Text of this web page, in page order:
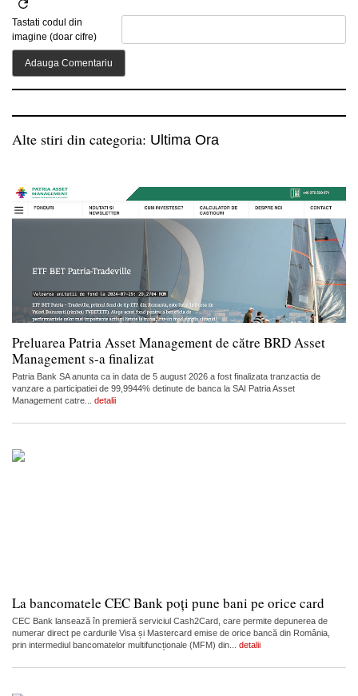
Tastati codul din
imagine (doar cifre)
Alte stiri din categoria: Ultima Ora
Preluarea Patria Asset Management de către BRD Asset
Management s-a finalizat
Patria Bank SA anunta ca in data de 5 august 2026 a fost finalizata tranzactia de
vanzare a participatiei de 99,9944% detinute de banca la SAI Patria Asset
Management catre... detalii
La bancomatele CEC Bank poți pune bani pe orice card
CEC Bank lansează în premieră serviciul Cash2Card, care permite depunerea de
numerar direct pe cardurile Visa și Mastercard emise de orice bancă din România,
prin intermediul bancomatelor multifuncționale (MFM) din... detalii